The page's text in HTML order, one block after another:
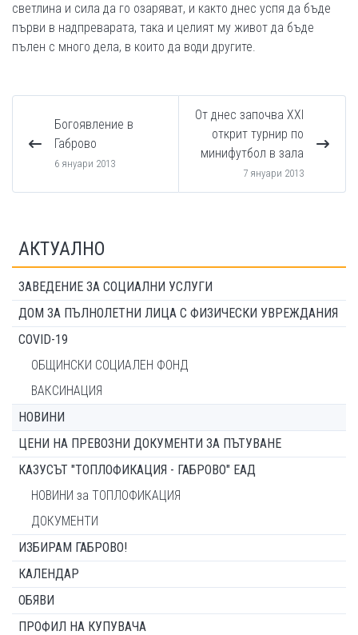
светлина и сила да го озаряват, и както днес успя да бъде
първи в надпреварата, така и целият му живот да бъде
пълен с много дела, в които да води другите.
Богоявление в
Габрово
6 януари 2013
От днес започва ХХІ
открит турнир по
минифутбол в зала
7 януари 2013
АКТУАЛНО
ЗАВЕДЕНИЕ ЗА СОЦИАЛНИ УСЛУГИ
ДОМ ЗА ПЪЛНОЛЕТНИ ЛИЦА С ФИЗИЧЕСКИ УВРЕЖДАНИЯ
COVID-19
ОБЩИНСКИ СОЦИАЛЕН ФОНД
ВАКСИНАЦИЯ
НОВИНИ
ЦЕНИ НА ПРЕВОЗНИ ДОКУМЕНТИ ЗА ПЪТУВАНЕ
КАЗУСЪТ "ТОПЛОФИКАЦИЯ - ГАБРОВО" ЕАД
НОВИНИ за ТОПЛОФИКАЦИЯ
ДОКУМЕНТИ
ИЗБИРАМ ГАБРОВО!
КАЛЕНДАР
ОБЯВИ
ПРОФИЛ НА КУПУВАЧА